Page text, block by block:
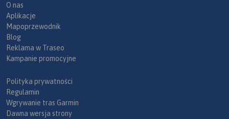
O nas
Aplikacje
Mapoprzewodnik
Blog
Reklama w Traseo
Kampanie promocyjne
Polityka prywatności
Regulamin
Wgrywanie tras Garmin
Dawna wersja strony